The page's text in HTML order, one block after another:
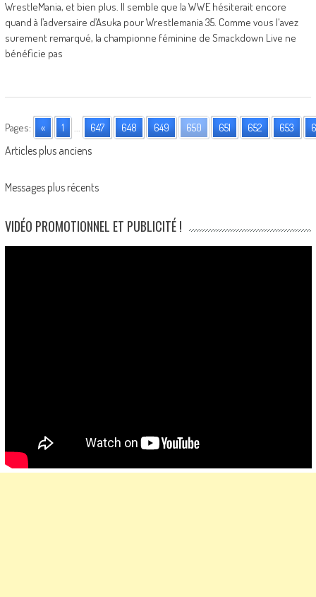
WrestleMania, et bien plus. Il semble que la WWE hésiterait encore
quand à l’adversaire d’Asuka pour Wrestlemania 35. Comme vous l'avez
surement remarqué, la championne féminine de Smackdown Live ne
bénéficie pas
Pages: « 1 647 648 649 650 651 652 653
Posts
navigation
Articles plus anciens
Messages plus récents
VIDÉO PROMOTIONNEL ET PUBLICITÉ !